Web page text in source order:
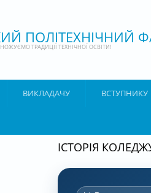
ПОЛІТЕХНІЧНИЙ
ТРАДИЦІЇ ТЕХНІЧНОЇ ОСВІТИ!
ВИКЛАДАЧУ ВСТУПНИКУ
ІСТОРІЯ